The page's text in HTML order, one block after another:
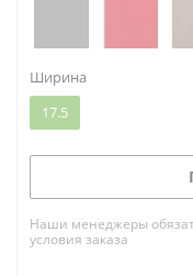
Ширина
17.5
Наши менеджеры
условия заказа